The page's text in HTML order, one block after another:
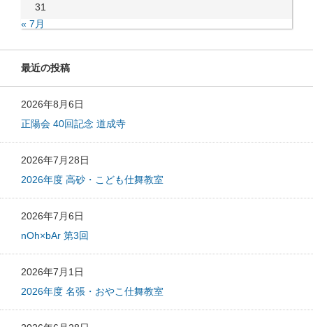
31
« 7月
最近の投稿
2026年8月6日
正陽会 40回記念 道成寺
2026年7月28日
2026年度 高砂・こども仕舞教室
2026年7月6日
nOh×bAr 第3回
2026年7月1日
2026年度 名張・おやこ仕舞教室